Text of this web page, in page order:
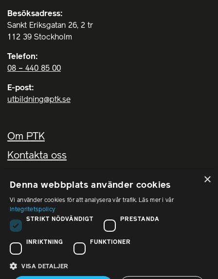
Besöksadress:
Sankt Eriksgatan 26, 2 tr
112 39 Stockholm
Telefon:
08 – 440 85 00
E-post:
utbildning@ptk.se
Om PTK
Kontakta oss
PTK i sociala medier
×
Denna webbplats använder cookies
Vi använder cookies för att analysera vår trafik. Läs mer i vår
Integritetspolicy
STRIKT NÖDVÄNDIGT
PRESTANDA
INRIKTNING FUNKTIONER
VISA DETALJER